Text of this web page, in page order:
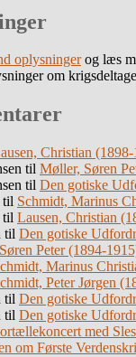
oplysningerog læs
om
Christian
til Møller, Søren
til Den gotiske
til Schmidt, Marinus
til Lausen, Christian
til Den gotiske
Peter (1894-
Marinus
Peter Jørgen
til Den gotiske
til Den gotiske
med
om Første